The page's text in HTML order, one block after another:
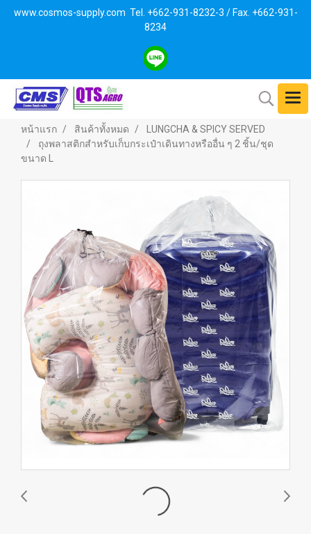
www.cosmos-supply.com Tel. +662-931-8232-3 / Fax. +662-931-
8234
หน้าแรก สินค้าทั้งหมด
LUNGCHA & SPICY SERVED
ถุงพลาสติกสำหรับเก็บกระเป๋าเดินทางหรืออื่น ๆ 2 ชิ้น/ชุด
ขนาด L